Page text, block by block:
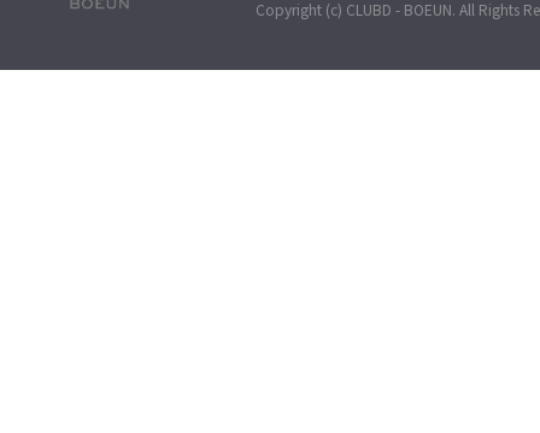
Copyright (c) CLUBD - BOEUN. All Rights